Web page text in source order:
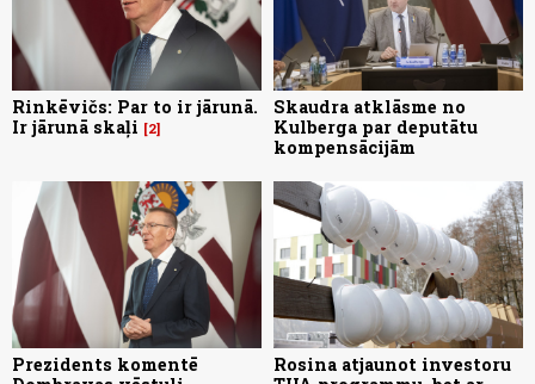
Rinkēvičs: Par to ir jārunā.
Ir jārunā skaļi
2
Skaudra atklāsme no
Kulberga par deputātu
kompensācijām
Prezidents komentē
Rosina atjaunot investoru